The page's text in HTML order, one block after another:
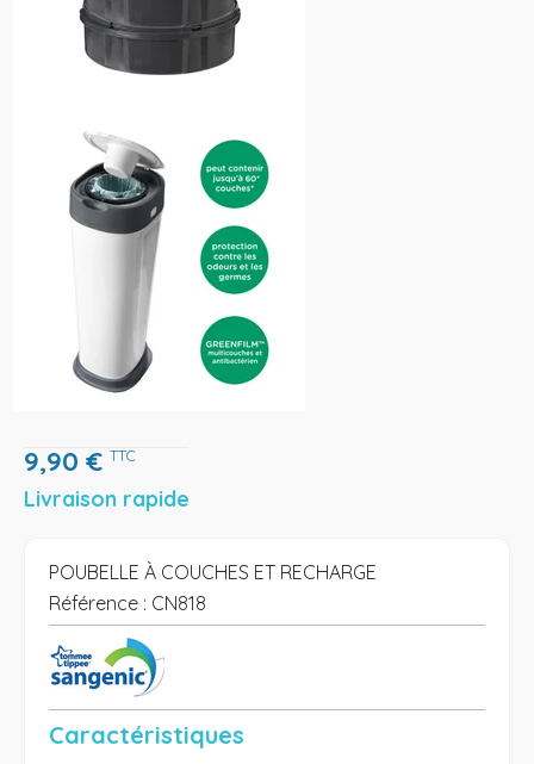
9,90 € TTC
Livraison rapide
POUBELLE À COUCHES ET RECHARGE
Référence : CN818
Caractéristiques